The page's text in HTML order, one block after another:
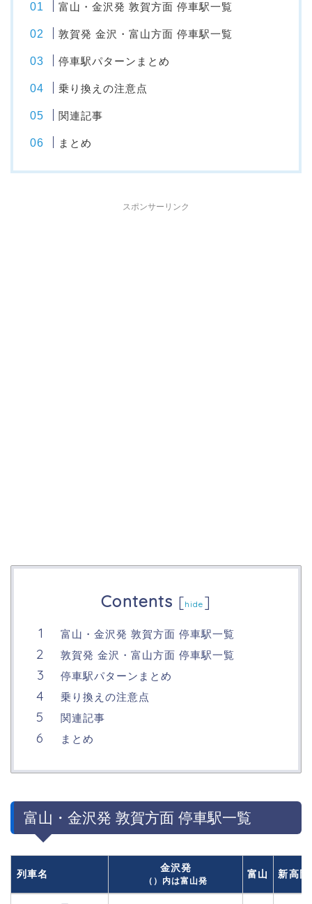
富山・金沢発 敦賀方面 停車駅一覧
敦賀発 金沢・富山方面 停車駅一覧
停車駅パターンまとめ
乗り換えの注意点
関連記事
まとめ
スポンサーリンク
Contents [hide ]
富山・金沢発 敦賀方面 停車駅一覧
敦賀発 金沢・富山方面 停車駅一覧
停車駅パターンまとめ
乗り換えの注意点
関連記事
まとめ
富山・金沢発 敦賀方面 停車駅一覧
列車名
金沢発
（）内は富山発
富山 新高岡